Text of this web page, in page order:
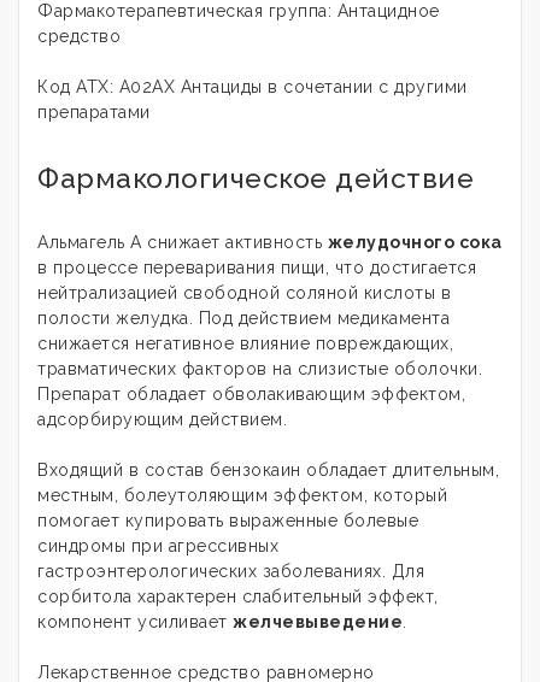
Фармакотерапевтическая группа: Антацидное
средство
Код АТХ: A02AX Антациды в сочетании с другими
препаратами
Фармакологическое действие
Альмагель А снижает активность желудочного сока
в процессе переваривания пищи, что достигается
нейтрализацией свободной соляной кислоты в
полости желудка. Под действием медикамента
снижается негативное влияние повреждающих,
травматических факторов на слизистые оболочки.
Препарат обладает обволакивающим эффектом,
адсорбирующим действием.
Входящий в состав бензокаин обладает длительным,
местным, болеутоляющим эффектом, который
помогает купировать выраженные болевые
синдромы при агрессивных
гастроэнтерологических заболеваниях. Для
сорбитола характерен слабительный эффект,
компонент усиливает желчевыведение.
Лекарственное средство равномерно